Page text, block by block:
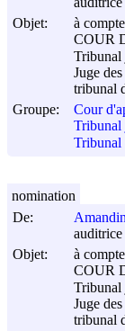
Objet:
à
COUR
Tribunal
Juge
tribunal
Groupe:
Cour
Tribunal
Tribunal
De:
Objet:
à
COUR
Tribunal
Juge
tribunal
nomination